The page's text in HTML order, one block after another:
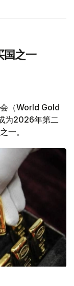
国之一
（World Gold
为2026年第二
一。